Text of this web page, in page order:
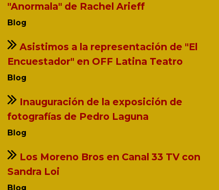
"Anormala" de Rachel Arieff
Blog
Asistimos a la representación de "El
Encuestador" en OFF Latina Teatro
Blog
Inauguración de la exposición de
fotografías de Pedro Laguna
Blog
Los Moreno Bros en Canal 33 TV con
Sandra Loi
Blog